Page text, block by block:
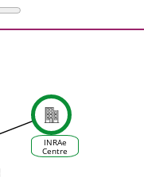
INRAe
Centre
d'Occitanie